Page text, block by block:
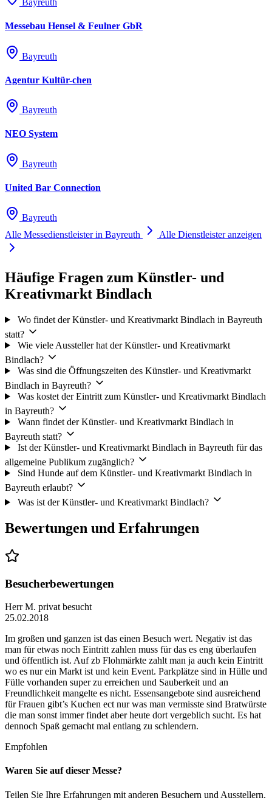
Bayreuth
Messebau Hensel & Feulner GbR
Bayreuth
Agentur Kultür-chen
Bayreuth
NEO System
Bayreuth
United Bar Connection
Bayreuth
Alle Messedienstleister in Bayreuth
Alle Dienstleister anzeigen
Häufige Fragen zum Künstler- und
Kreativmarkt Bindlach
Wo findet der Künstler- und Kreativmarkt Bindlach in Bayreuth
statt?
Wie viele Aussteller hat der Künstler- und Kreativmarkt
Bindlach?
Was sind die Öffnungszeiten des Künstler- und Kreativmarkt
Bindlach in Bayreuth?
Was kostet der Eintritt zum Künstler- und Kreativmarkt Bindlach
in Bayreuth?
Wann findet der Künstler- und Kreativmarkt Bindlach in
Bayreuth statt?
Ist der Künstler- und Kreativmarkt Bindlach in Bayreuth für das
allgemeine Publikum zugänglich?
Sind Hunde auf dem Künstler- und Kreativmarkt Bindlach in
Bayreuth erlaubt?
Was ist der Künstler- und Kreativmarkt Bindlach?
Bewertungen und Erfahrungen
Besucherbewertungen
Herr M. privat besucht
25.02.2018
Im großen und ganzen ist das einen Besuch wert. Negativ ist das
man für etwas noch Eintritt zahlen muss für das es eng überlaufen
und öffentlich ist. Auf zb Flohmärkte zahlt man ja auch kein Eintritt
wo es nur ein Markt ist und kein Event. Parkplätze sind in Hülle und
Fülle vorhanden super zu erreichen und Sauberkeit und an
Freundlichkeit mangelte es nicht. Essensangebote sind ausreichend
für Frauen gibt’s Kuchen ect nur was man vermisste sind Bratwürste
die man sonst immer findet aber heute dort vergeblich sucht. Es hat
dennoch Spaß gemacht mal entlang zu schlendern.
Empfohlen
Waren Sie auf dieser Messe?
Teilen Sie Ihre Erfahrungen mit anderen Besuchern und Ausstellern.